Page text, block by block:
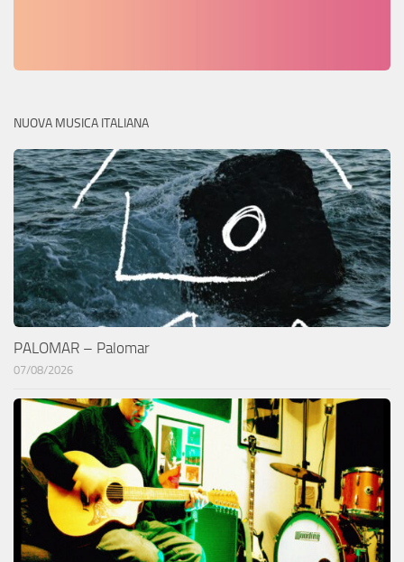
NUOVA MUSICA ITALIANA
PALOMAR – Palomar
07/08/2026